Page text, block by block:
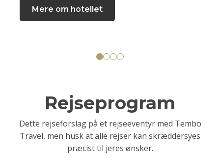
Mere om hotellet
Rejseprogram
Dette rejseforslag på et rejseeventyr med Tembo
Travel, men husk at alle rejser kan skræddersyes
præcist til jeres ønsker.